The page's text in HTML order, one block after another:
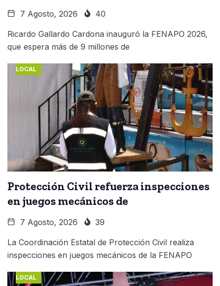
7 Agosto, 2026 40
Ricardo Gallardo Cardona inauguró la FENAPO 2026,
que espera más de 9 millones de
LOCAL
Protección Civil refuerza inspecciones
en juegos mecánicos de
7 Agosto, 2026 39
La Coordinación Estatal de Protección Civil realiza
inspecciones en juegos mecánicos de la FENAPO
LOCAL